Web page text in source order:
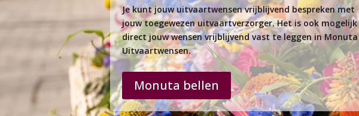
Je kunt jouw uitvaartwensen vrijblijvend bespreken met
jouw toegewezen uitvaartverzorger. Het is ook mogelijk
direct jouw wensen vrijblijvend vast te leggen in Monuta
Uitvaartwensen.
Monuta bellen